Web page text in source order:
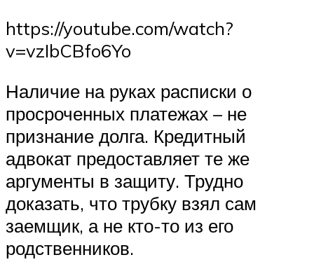
https://youtube.com/watch?
v=vzIbCBfo6Yo
Наличие на руках расписки о
просроченных платежах – не
признание долга. Кредитный
адвокат предоставляет те же
аргументы в защиту. Трудно
доказать, что трубку взял сам
заемщик, а не кто-то из его
родственников.